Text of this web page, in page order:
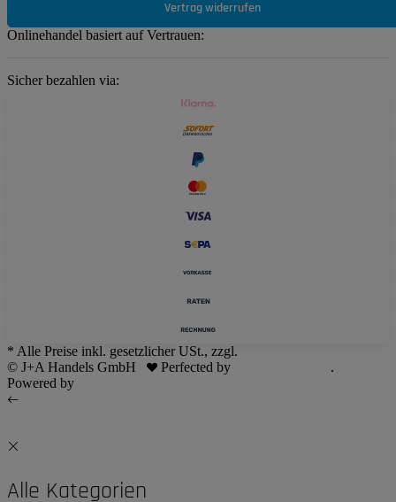
Vertrag widerrufen
Onlinehandel basiert auf Vertrauen:
Sicher bezahlen via:
* Alle Preise inkl. gesetzlicher USt., zzgl.
© J+A Handels GmbH
Perfected by
.
Powered by
Alle Kategorien